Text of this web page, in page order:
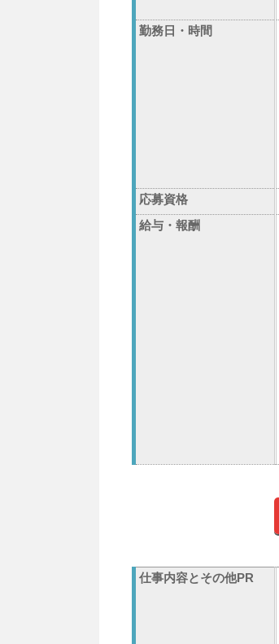
勤務日・時間
応募資格
給与・報酬
仕事内容とその他PR